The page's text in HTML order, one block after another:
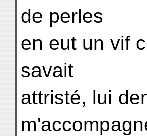
de perles
en eut un vif
savait
attristé, lui